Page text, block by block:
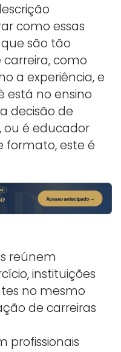
como essas
são tão
como
a experiência, e
está no ensino
decisão de
, ou é educador
formato, este é
reúnem
instituições
no mesmo
de carreiras
profissionais